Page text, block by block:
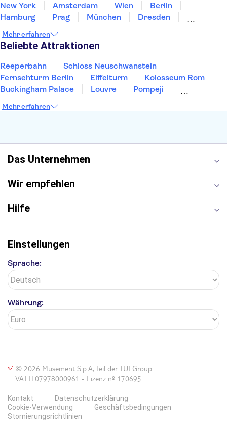
New York
Amsterdam Wien
Berlin
Hamburg
Prag München
Dresden
Heidelberg
Bremen
Mehr erfahren
Beliebte Attraktionen
Reeperbahn
Schloss Neuschwanstein
Fernsehturm Berlin
Eiffelturm
Kolosseum Rom
Buckingham Palace
Louvre
Pompeji
Moulin Rouge
Mehr erfahren
Das Unternehmen
Wir empfehlen
Hilfe
Einstellungen
Sprache:
Währung:
© 2026 Musement S.p.A, Teil der TUI Group
VAT IT07978000961 - Lizenz nº 170695
Kontakt
Datenschutzerklärung
Cookie-Verwendung
Geschäftsbedingungen
Stornierungsrichtlinien